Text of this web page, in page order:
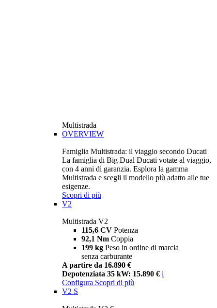
Multistrada
OVERVIEW
Famiglia Multistrada: il viaggio secondo Ducati
La famiglia di Big Dual Ducati votate al viaggio,
con 4 anni di garanzia. Esplora la gamma
Multistrada e scegli il modello più adatto alle tue
esigenze.
Scopri di più
V2
Multistrada V2
115,6 CV Potenza
92,1 Nm Coppia
199 kg Peso in ordine di marcia
senza carburante
A partire da 16.890 €
Depotenziata 35 kW: 15.890 € i
Configura Scopri di più
V2 S